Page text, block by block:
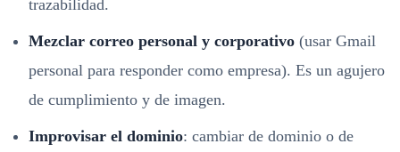
trazabilidad.
Mezclar correo personal y corporativo (usar Gmail
personal para responder como empresa). Es un agujero
de cumplimiento y de imagen.
Improvisar el dominio: cambiar de dominio o de